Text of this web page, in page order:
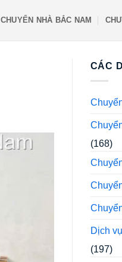
CHUYỂN NHÀ BẮC NAM
CÁC
(168)
Dịch
(197)